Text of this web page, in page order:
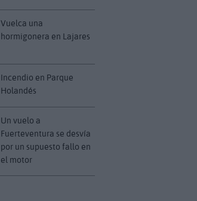
Vuelca una
hormigonera en Lajares
Incendio en Parque
Holandés
Un vuelo a
Fuerteventura se desvía
por un supuesto fallo en
el motor